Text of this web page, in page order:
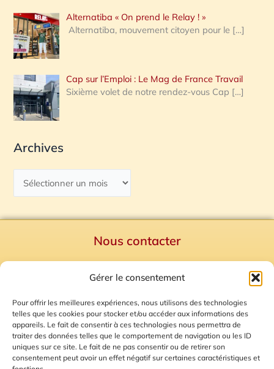
Gérer le consentement
Pour offrir les meilleures expériences, nous utilisons des technologies
telles que les cookies pour stocker et/ou accéder aux informations des
appareils. Le fait de consentir à ces technologies nous permettra de
traiter des données telles que le comportement de navigation ou les ID
uniques sur ce site. Le fait de ne pas consentir ou de retirer son
consentement peut avoir un effet négatif sur certaines caractéristiques et
Alternatiba « On prend le Relay ! »
Alternatiba, mouvement citoyen pour le […]
Cap sur l’Emploi : Le Mag de France Travail
Sixième volet de notre rendez-vous Cap […]
Archives
Nous contacter
Mentions Légales
Plan du site
Gestion des Cookies